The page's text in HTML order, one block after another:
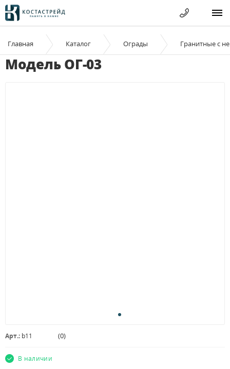
Главная Каталог Ограды Гранитные c
Модель ОГ-03
Арт.: b11 (0)
В наличии